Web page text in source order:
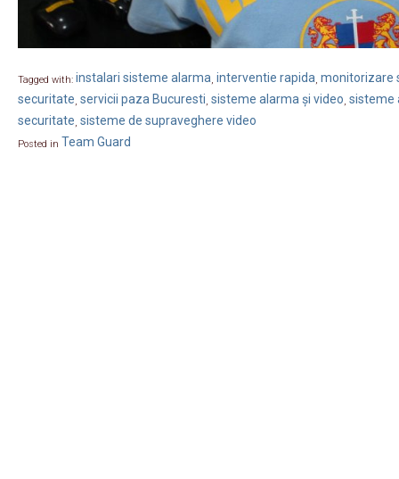
Tagged with: instalari sisteme alarma, interventie rapida, monitorizare
securitate, servicii paza Bucuresti, sisteme alarma și video, sisteme
securitate, sisteme de supraveghere video
Posted in Team Guard